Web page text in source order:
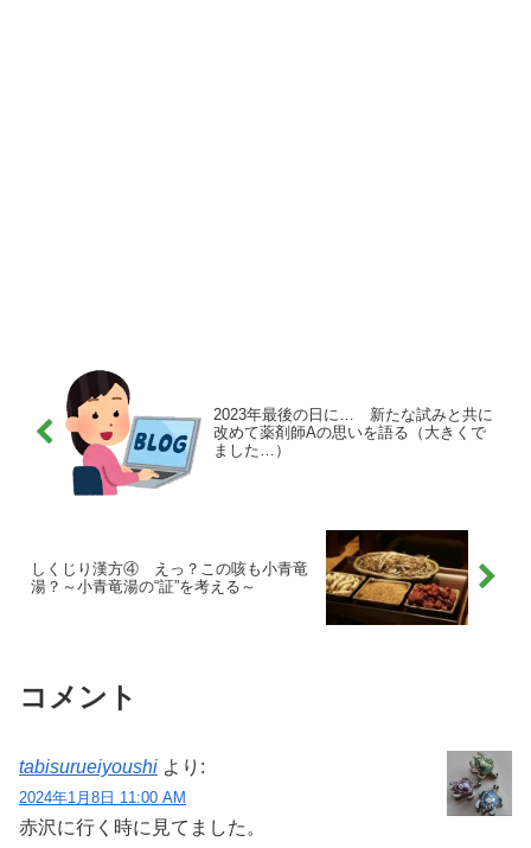
2023年最後の日に… 新たな試みと共に
改めて薬剤師Aの思いを語る（大きくで
ました…）
しくじり漢方④ えっ？この咳も小青竜
湯？～小青竜湯の“証”を考える～
コメント
tabisurueiyoushi より:
2024年1月8日 11:00 AM
赤沢に行く時に見てました。